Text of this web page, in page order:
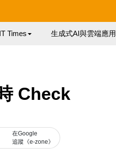
IT Times 生成式AI與雲端應用
Check
在Google
追蹤《e-zone》